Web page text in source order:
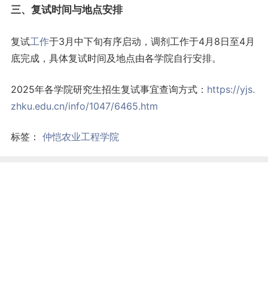
三、复试时间与地点安排
复试工作于3月中下旬有序启动，调剂工作于4月8日至4月
底完成，具体复试时间及地点由各学院自行安排。
2025年各学院研究生招生复试事宜查询方式： https://yjs.
zhku.edu.cn/info/1047/6465.htm
标签： 仲恺农业工程学院